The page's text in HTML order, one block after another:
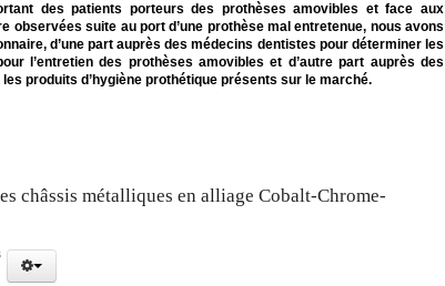
des patients porteurs des prothèses amovibles et face aux
observées suite au port d’une prothèse mal entretenue, nous avons
d’une part auprès des médecins dentistes pour déterminer les
l’entretien des prothèses amovibles et d’autre part auprès des
produits d’hygiène prothétique présents sur le marché.
châssis métalliques en alliage Cobalt-Chrome-